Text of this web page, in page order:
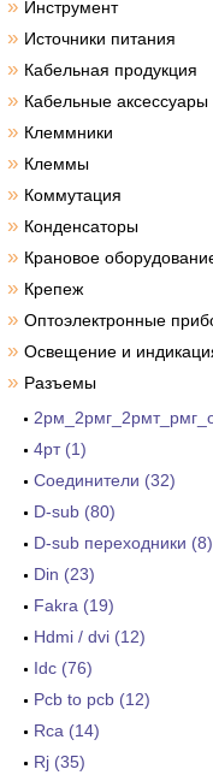
» Инструмент
» Источники питания
» Кабельная продукция
» Кабельные аксессуары
» Клеммники
» Клеммы
» Коммутация
» Конденсаторы
» Крановое
» Крепеж
» Оптоэлектронные
» Освещение и
» Разъемы
4рт (1)
Cоединители (32)
D-sub (80)
D-sub переходники (8)
Din (23)
Fakra (19)
Hdmi / dvi (12)
Idc (76)
Pcb to pcb (12)
Rca (14)
Rj (35)